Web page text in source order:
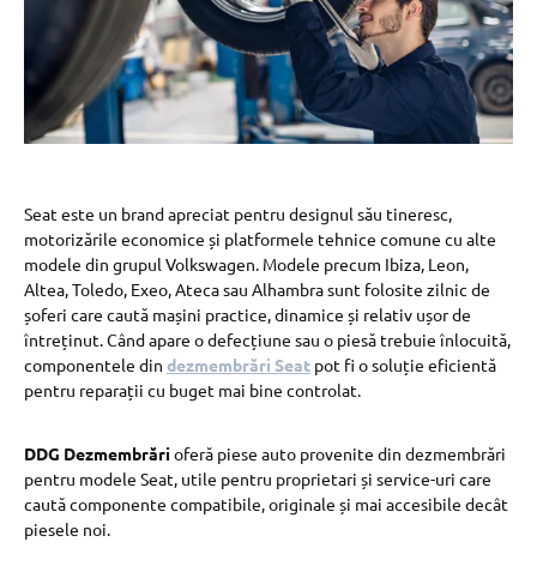
Seat este un brand apreciat pentru designul său tineresc,
motorizările economice și platformele tehnice comune cu alte
modele din grupul Volkswagen. Modele precum Ibiza, Leon,
Altea, Toledo, Exeo, Ateca sau Alhambra sunt folosite zilnic de
șoferi care caută mașini practice, dinamice și relativ ușor de
întreținut. Când apare o defecțiune sau o piesă trebuie înlocuită,
componentele din dezmembrări Seat pot fi o soluție eficientă
pentru reparații cu buget mai bine controlat.
DDG Dezmembrărioferă piese auto provenite din dezmembrări
pentru modele Seat, utile pentru proprietari și service-uri care
caută componente compatibile, originale și mai accesibile decât
piesele noi.